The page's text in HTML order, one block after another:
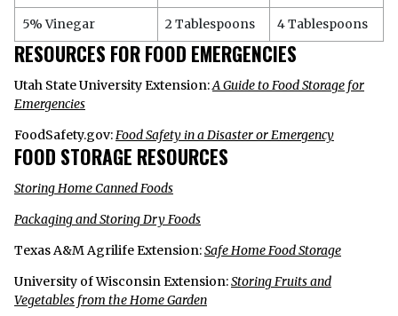
5% Vinegar 2 Tablespoons 4 Tablespoons
RESOURCES FOR FOOD EMERGENCIES
Utah State University Extension:A Guide to Food Storage for
Emergencies
FoodSafety.gov:Food Safety in a Disaster or Emergency
FOOD STORAGE RESOURCES
Storing Home Canned Foods
Packaging and Storing Dry Foods
Texas A&M Agrilife Extension:Safe Home Food Storage
University of Wisconsin Extension:Storing Fruits and
Vegetables from the Home Garden